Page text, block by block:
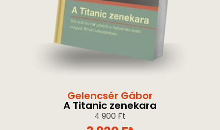
Gelencsér Gábor
A Titanic zenekara
4 900Ft